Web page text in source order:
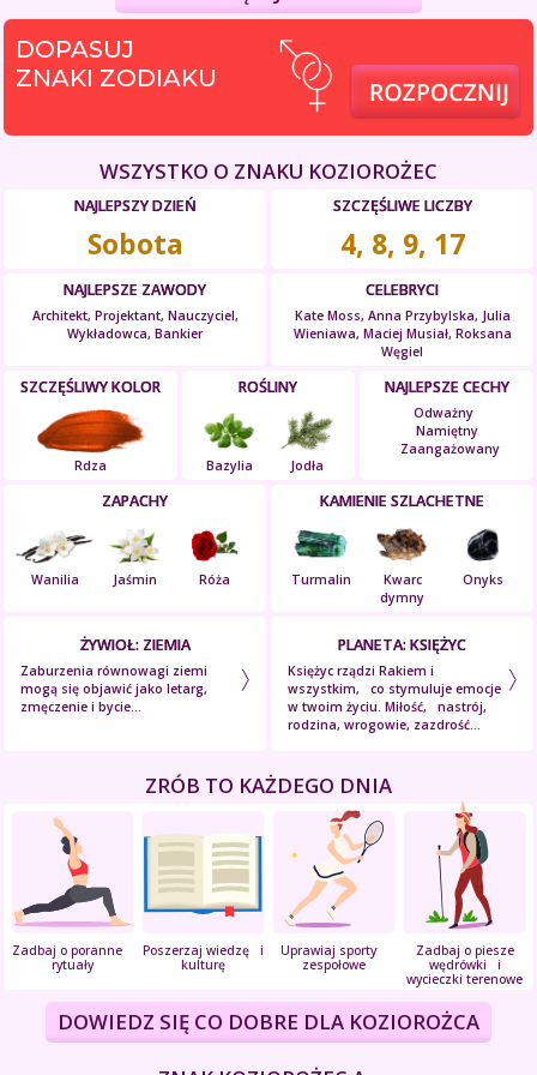
DOPASUJ
ZNAKI ZODIAKU
WSZYSTKO O ZNAKU KOZIOROŻEC
NAJLEPSZY DZIEŃ
Sobota
SZCZĘŚLIWE LICZBY
4, 8, 9, 17
NAJLEPSZE ZAWODY
Architekt, Projektant, Nauczyciel,
Wykładowca, Bankier
CELEBRYCI
Kate Moss, Anna Przybylska, Julia
Wieniawa, Maciej Musiał, Roksana
Węgiel
ŻYWIOŁ: ZIEMIA
Zaburzenia równowagi ziemi
mogą się objawić jako letarg,
zmęczenie i bycie...
PLANETA: KSIĘŻYC
Księżyc rządzi Rakiem i
wszystkim, co stymuluje emocje
w twoim życiu. Miłość, nastrój,
rodzina, wrogowie, zazdrość...
NAJLEPSZE CECHY
Odważny
Namiętny
Zaangażowany
SZCZĘŚLIWY KOLOR
Rdza
ROŚLINY
Bazylia Jodła
ZAPACHY
Wanilia Jaśmin Róża
KAMIENIE SZLACHETNE
Turmalin
Kwarc
dymny
Onyks
ZRÓB TO KAŻDEGO DNIA
Zadbaj o poranne
rytuały
Poszerzaj wiedzę i
kulturę
Uprawiaj sporty
zespołowe
Zadbaj o piesze
wędrówki i
wycieczki terenowe
DOWIEDZ SIĘ CO DOBRE DLA KOZIOROŻCA